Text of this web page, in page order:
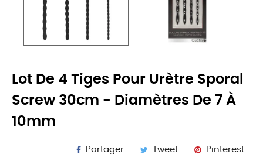
Lot De 4 Tiges Pour Urètre Sporal
Screw 30cm - Diamètres De 7 À
10mm
Partager Tweet Pinterest